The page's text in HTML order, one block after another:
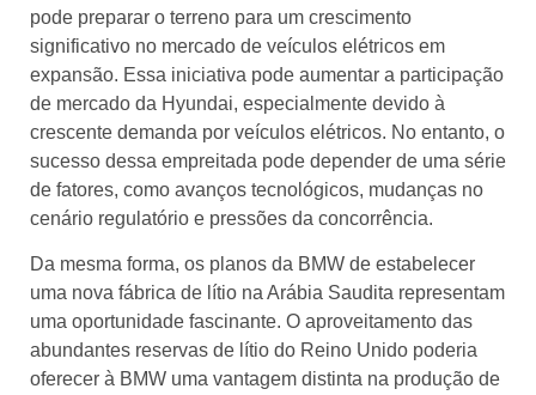
pode preparar o terreno para um crescimento
significativo no mercado de veículos elétricos em
expansão. Essa iniciativa pode aumentar a participação
de mercado da Hyundai, especialmente devido à
crescente demanda por veículos elétricos. No entanto, o
sucesso dessa empreitada pode depender de uma série
de fatores, como avanços tecnológicos, mudanças no
cenário regulatório e pressões da concorrência.
Da mesma forma, os planos da BMW de estabelecer
uma nova fábrica de lítio na Arábia Saudita representam
uma oportunidade fascinante. O aproveitamento das
abundantes reservas de lítio do Reino Unido poderia
oferecer à BMW uma vantagem distinta na produção de